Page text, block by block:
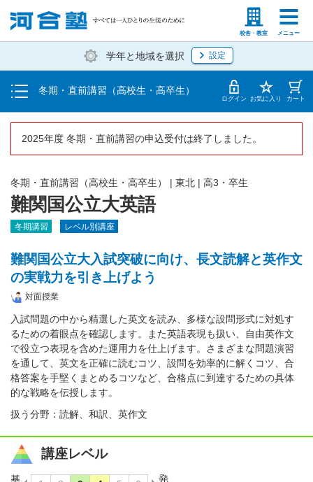
校舎・教室 メニュー
塾生の方 高等学校の先生
学年と地域を選択 設定
冬期・直前講習（高校生・高卒生）
受講料・お申し込み方法
受講開始までの流れ
校舎一覧 ログイン お気に入り カート
2025年度 冬期・直前講習の申込受付は終了しました。
難関国公立大英語
冬期・直前講習（高校生・高卒生） | 東北 | 高3・卒生
冬期講習 レベル別講座
難関国公立大入試突破に向け、長文読解と英作文
の実戦力を引き上げよう
対面授業
入試問題の中から精選した英文を読み、多様な設問形式に対処す
るための着眼点を確認します。また英語表現も扱い、自由英作文
で役立つ表現を含めた運用力を仕上げます。さまざまな問題演習
を通して、英文を正確に読むコツ、設問を効率的に解くコツ、合
格答案を手堅くまとめるコツなど、合格点に到達するための具体
的な戦略を伝授します。
扱う分野：読解、和訳、英作文
講座レベル